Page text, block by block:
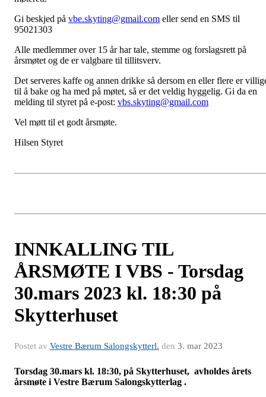
Gi beskjed på vbe.skyting@gmail.com eller send en SMS til
95021303
Alle medlemmer over 15 år har tale, stemme og forslagsrett på
årsmøtet og de er valgbare til tillitsverv.
Det serveres kaffe og annen drikke så dersom en eller flere er
til å bake og ha med på møtet, så er det veldig hyggelig. Gi da en
melding til styret på e-post: vbs.skyting@gmail.com
Vel møtt til et godt årsmøte.
Hilsen Styret
INNKALLING TIL
ÅRSMØTE I VBS - Torsdag
30.mars 2023 kl. 18:30 på
Skytterhuset
Postet av Vestre Bærum Salongskytterl. den 3. mar 2023
Torsdag 30.mars kl. 18:30, på Skytterhuset, avholdes årets
årsmøte i Vestre Bærum Salongskytterlag .